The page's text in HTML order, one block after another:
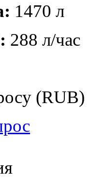
1470 л
288 л/час
(RUB)